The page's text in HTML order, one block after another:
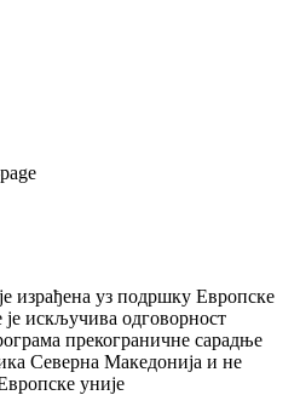
израђена уз подршку Европске
је искључива одговорност
прекограничне сарадње
Северна Македонија и не
уније